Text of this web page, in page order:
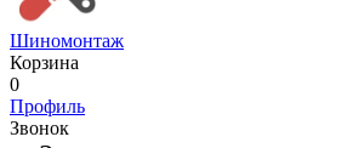
Шиномонтаж
Корзина
0
Профиль
Звонок